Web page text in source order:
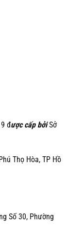
được cấp bởiSở
Thọ Hòa, TP Hồ
Số 30, Phường